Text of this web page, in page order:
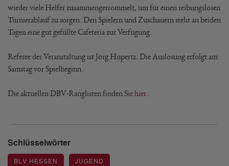
wieder viele Helfer zusammengetrommelt, um für einen reibungslosen
Turnierablauf zu sorgen. Den Spielern und Zuschauern steht an beiden
Tagen eine gut gefüllte Cafeteria zur Verfügung.
Referee der Veranstaltung ist Jörg Hupertz. Die Auslosung erfolgt am
Samstag vor Spielbeginn.
Die aktuellen DBV-Ranglisten finden Siehier
Schlüsselwörter
BLV HESSEN JUGEND